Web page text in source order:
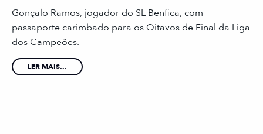
Gonçalo Ramos, jogador do SL Benfica, com
passaporte carimbado para os Oitavos de Final da Liga
dos Campeões.
LER MAIS...